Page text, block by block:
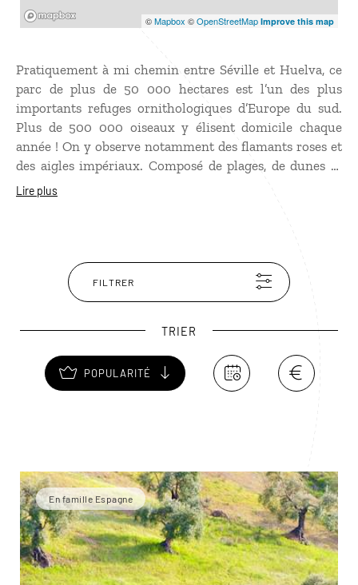
©Mapbox ©OpenStreetMap Improve this map
Pratiquement à mi chemin entre Séville et Huelva, ce
parc de plus de 50 000 hectares est l’un des plus
importants refuges ornithologiques d’Europe du sud.
Plus de 500 000 oiseaux y élisent domicile chaque
année ! On y observe notamment des flamants roses et
des aigles impériaux. Composé de plages, de dunes et
surtout de marais, le parc national de Doñana se visite
Lire plus
FILTRER
TRIER
POPULARITÉ
En famille Espagne